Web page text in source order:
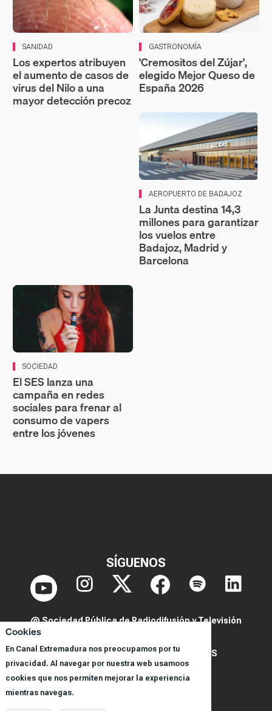
Cookies
En Canal Extremadura nos preocupamos por tu
privacidad. Al navegar por nuestra web usamoos
cookies que nos permiten mejorar la experiencia
mientras navegas.
SANIDAD
Los expertos atribuyen
el aumento de casos de
virus del Nilo a una
mayor detección precoz
GASTRONOMÍA
'Cremositos del Zújar',
elegido Mejor Queso de
España 2026
AEROPUERTO DE BADAJOZ
La Junta destina 14,3
millones para garantizar
los vuelos entre
Badajoz, Madrid y
Barcelona
SOCIEDAD
El SES lanza una
campaña en redes
sociales para frenar al
consumo de vapers
entre los jóvenes
SÍGUENOS
@ Sociedad Pública de Radiodifusión y Televisión
POLITICA DE PRIVACIDAD Y COOKIES